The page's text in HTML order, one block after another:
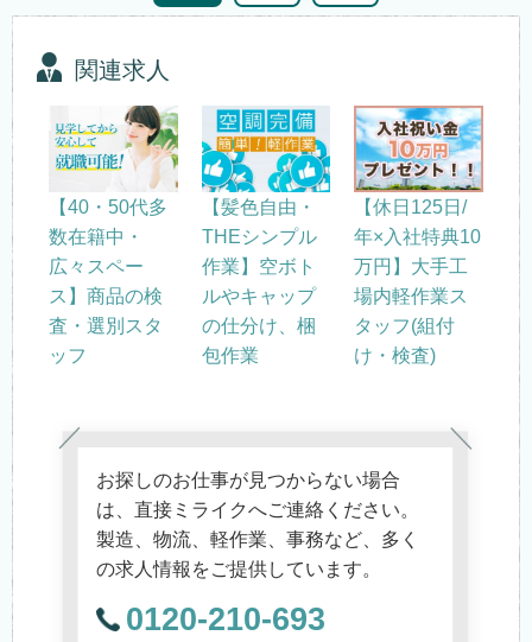
関連求人
【40・50代多
数在籍中・
広々スペー
ス】商品の検
査・選別スタ
ッフ
【髪色自由・
THEシンプル
作業】空ボト
ルやキャップ
の仕分け、梱
包作業
【休日125日/
年×入社特典10
万円】大手工
場内軽作業ス
タッフ(組付
け・検査)
お探しのお仕事が見つからない場合
は、直接ミライクへご連絡ください。
製造、物流、軽作業、事務など、多く
の求人情報をご提供しています。
0120-210-693